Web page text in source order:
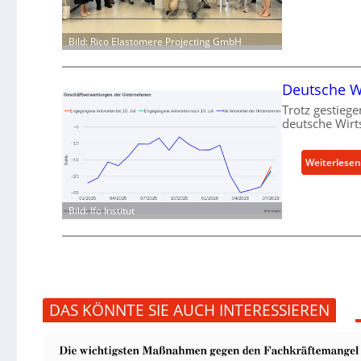
r
in
Bild: Rico Elastomere Projecting GmbH
Bild: Ifo Institut
Deutsche
Trotz
deutsche
Weiterlesen:
DAS KÖNNTE SIE AUCH INTERESSIEREN